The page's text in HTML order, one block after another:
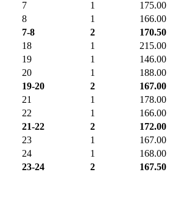
7
1 175.00
8
1 166.00
7-8
2 170.50
18
1 215.00
19
1 146.00
20
1 188.00
19-20
2 167.00
21
1 178.00
22
1 166.00
21-22
2 172.00
23
1 167.00
24
1 168.00
23-24
2 167.50